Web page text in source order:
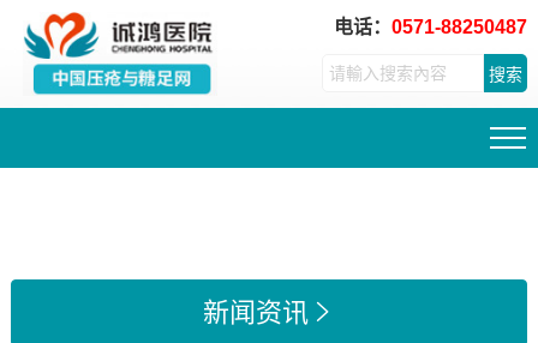
电话：0571-88250487
搜索
新闻资讯 